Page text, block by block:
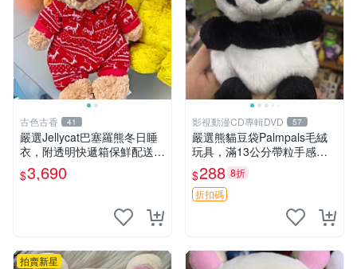
古色古香 41
嚴選Jellycat巴塞羅熊冬日睡
衣，附透明快遞箱保鮮配送，
童趣可愛可收藏 巴塞羅熊 睡
衣 透明袋
$3,690
影視動漫CD專輯DVD 57
嚴選熊貓豆袋Palmpals毛絨
玩具，滿13公分帶粒手感極
佳，電影主題周邊推薦 熊貓
Palmpals 毛絨玩具 豆袋 劇場
版周邊
$288 8折
折扣碼
拍賣新星